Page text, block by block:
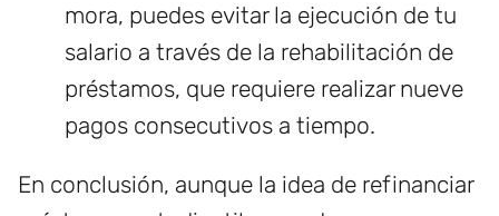
mora, puedes evitar la ejecución de tu
salario a través de la rehabilitación de
préstamos, que requiere realizar nueve
pagos consecutivos a tiempo.
En conclusión, aunque la idea de refinanciar